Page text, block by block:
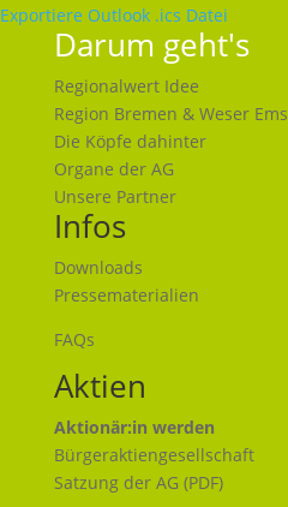
Exportiere Outlook .ics Datei
Darum geht's
Regionalwert Idee
Region Bremen & Weser Ems
Die Köpfe dahinter
Organe der AG
Unsere Partner
Infos
Downloads
Pressematerialien
FAQs
Aktien
Aktionär:in werden
Bürgeraktiengesellschaft
Satzung der AG (PDF)